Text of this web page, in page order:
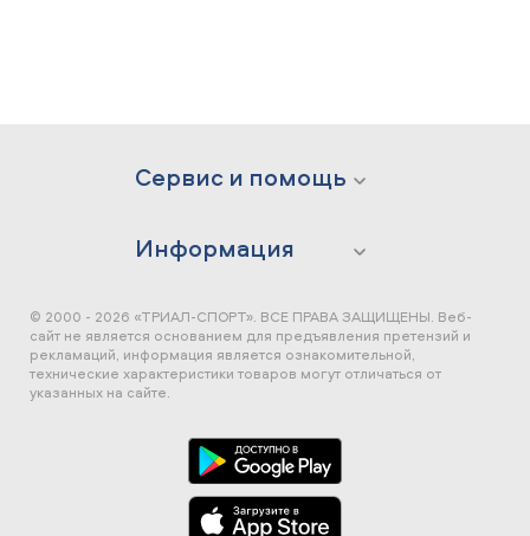
Сервис и помощь
Информация
© 2000 - 2026 «ТРИАЛ-СПОРТ». ВСЕ ПРАВА ЗАЩИЩЕНЫ. Веб-
сайт не является основанием для предъявления претензий и
рекламаций, информация является ознакомительной,
технические характеристики товаров могут отличаться от
указанных на сайте.